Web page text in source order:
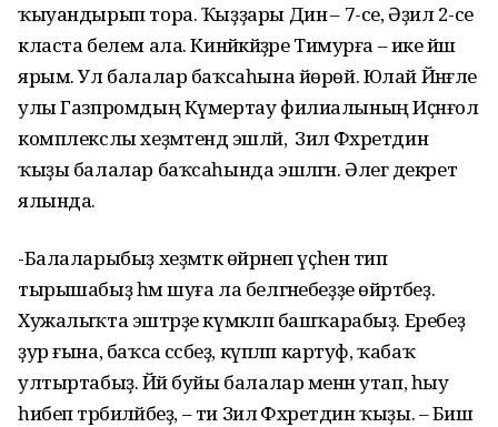
ҡыуандырып тора. Ҡыҙҙары Динә – 7-се, Әҙилә 2-се
класта белем ала. Кинйәкәйҙәре Тимурға – ике йәш
ярым. Ул балалар баҡсаһына йөрөй. Юлай Йәнғәле
улы Газпромдың Күмертау филиалының Иҫәнғол
комплекслы хеҙмәтендә эшләй, ә Зилә Фәхретдин
ҡыҙы балалар баҡсаһында эшләгән. Әлегә декрет
ялында.
-Балаларыбыҙ хеҙмәткә өйрәнеп үҫһен тип
тырышабыҙ һәм шуға ла белгәнебеҙҙе өйрәтәбеҙ.
Хужалыҡта эштәрҙе күмәкләп башҡарабыҙ. Еребеҙ
ҙур ғына, баҡса сәсәбеҙ, күпләп картуф, ҡабаҡ
ултыртабыҙ. Йәй буйы балалар менән утап, һыу
һибеп тәрбиәләйбеҙ, – ти Зилә Фәхретдин ҡыҙы. – Биш